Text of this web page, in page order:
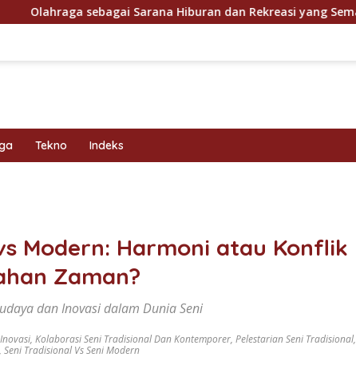
Sarana Hiburan dan Rekreasi yang Semakin Digemari
Tekno Indeks
Modern: Harmoni atau Konflik
Zaman?
dan Inovasi dalam Dunia Seni
, Kolaborasi Seni Tradisional Dan Kontemporer, Pelestarian Seni Tradisional,
, Seni Tradisional Vs Seni Modern